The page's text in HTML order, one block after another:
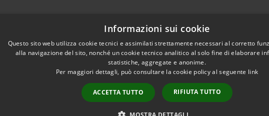
Informazioni sui cookie
Questo sito web utilizza cookie tecnici e assimilati strettamente necessari al corretto
alla navigazione del sito, nonché un cookie tecnico analitico al solo fine di elaborare
statistiche, aggregate e anonime.
Per maggiori dettagli, può consultare la cookie policy al seguente link
ACCETTA TUTTO RIFIUTA TUTTO